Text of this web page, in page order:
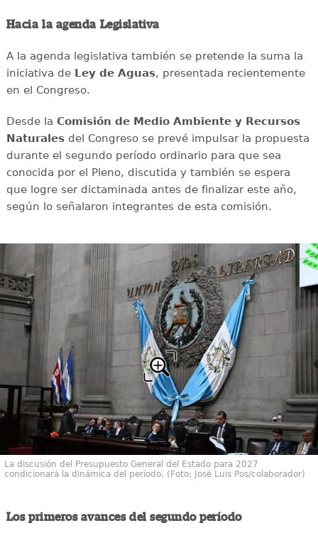
Hacia la agenda Legislativa
A la agenda legislativa también se pretende la suma la
iniciativa de Ley de Aguas, presentada recientemente
en el Congreso.
Desde la Comisión de Medio Ambiente y Recursos
Naturalesdel Congreso se prevé impulsar la propuesta
durante el segundo período ordinario para que sea
conocida por el Pleno, discutida y también se espera
que logre ser dictaminada antes de finalizar este año,
según lo señalaron integrantes de esta comisión.
La discusión del Presupuesto General del Estado para 2027
condicionará la dinámica del período. (Foto: José Luis Pos/colaborador)
Los primeros avances del segundo período